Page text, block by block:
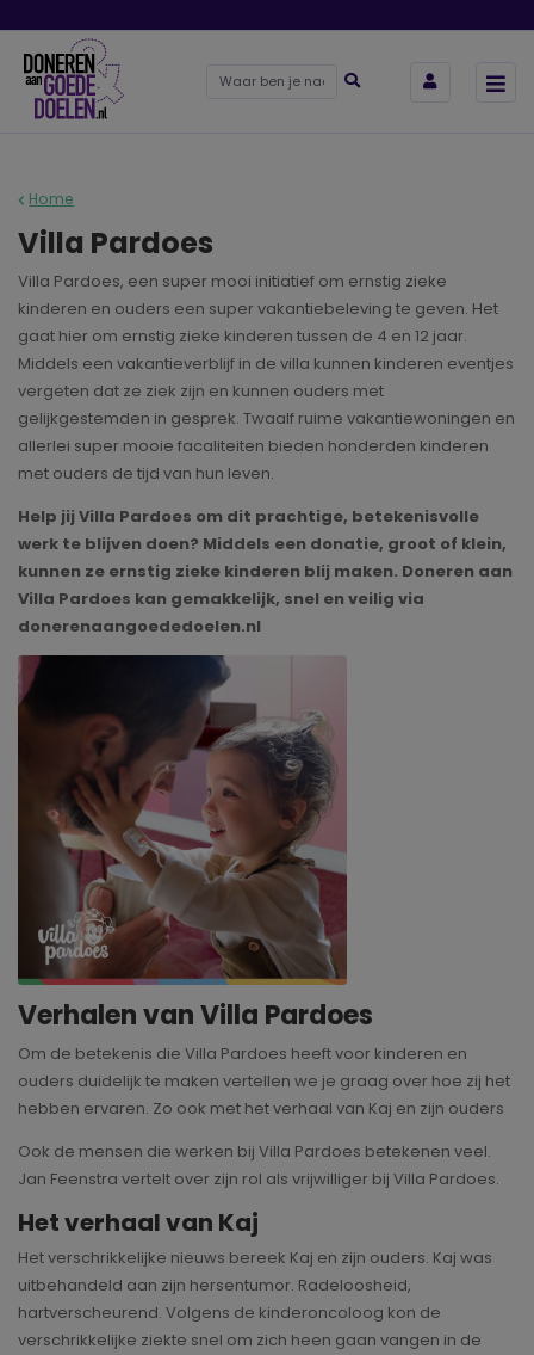
Home
Villa Pardoes
Villa Pardoes, een super mooi initiatief om ernstig zieke
kinderen en ouders een super vakantiebeleving te geven. Het
gaat hier om ernstig zieke kinderen tussen de 4 en 12 jaar.
Middels een vakantieverblijf in de villa kunnen kinderen eventjes
vergeten dat ze ziek zijn en kunnen ouders met
gelijkgestemden in gesprek. Twaalf ruime vakantiewoningen en
allerlei super mooie facaliteiten bieden honderden kinderen
met ouders de tijd van hun leven.
Help jij Villa Pardoes om dit prachtige, betekenisvolle
werk te blijven doen? Middels een donatie, groot of klein,
kunnen ze ernstig zieke kinderen blij maken. Doneren aan
Villa Pardoes kan gemakkelijk, snel en veilig via
donerenaangoededoelen.nl
Verhalen van Villa Pardoes
Om de betekenis die Villa Pardoes heeft voor kinderen en
ouders duidelijk te maken vertellen we je graag over hoe zij het
hebben ervaren. Zo ook met het verhaal van Kaj en zijn ouders
Ook de mensen die werken bij Villa Pardoes betekenen veel.
Jan Feenstra vertelt over zijn rol als vrijwilliger bij Villa Pardoes.
Het verhaal van Kaj
Het verschrikkelijke nieuws bereek Kaj en zijn ouders. Kaj was
uitbehandeld aan zijn hersentumor. Radeloosheid,
hartverscheurend. Volgens de kinderoncoloog kon de
verschrikkelijke ziekte snel om zich heen gaan vangen in de